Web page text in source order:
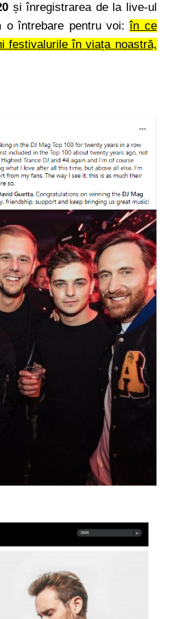
și înregistrarea de la live-ul
o întrebare pentru voi:în ce
festivalurile în viața noastră,